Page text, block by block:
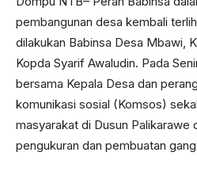
pembangunan desa kembali
dilakukan Babinsa Desa Mbawi,
Kopda Syarif Awaludin. Pada
bersama Kepala Desa dan
komunikasi sosial (Komsos)
masyarakat di Dusun Palikarawe
pengukuran dan pembuatan